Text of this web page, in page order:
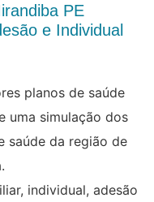
PE
e Individual
planos de saúde
uma simulação dos
saúde da região de
individual, adesão